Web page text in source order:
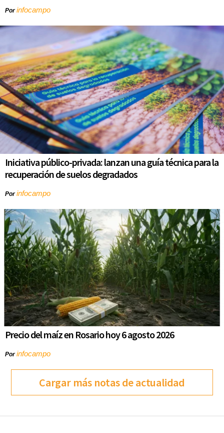
Porinfocampo
Iniciativa público-privada: lanzan una guía técnica para la
recuperación de suelos degradados
Porinfocampo
Precio del maíz en Rosario hoy 6 agosto 2026
Porinfocampo
Cargar más notas de actualidad